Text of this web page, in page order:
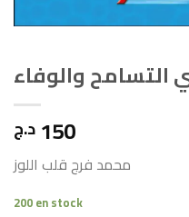
والوفاء
150 د.ج
محمد فرج قلب اللوز
200 en stock